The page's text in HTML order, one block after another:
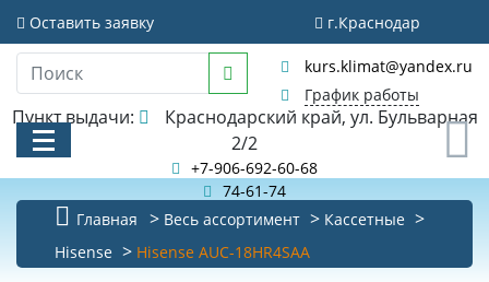
Оставить заявку г.Краснодар
kurs.klimat@yandex.ru
График работы
Пункт выдачи:
2/2
+7-906-692-60-68
74-61-74
КАТАЛОГ
Главная Весь ассортимент
Кассетные
Hisense
Hisense AUC-18HR4SAA